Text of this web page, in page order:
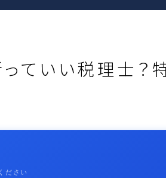
ていい税理士？
ださい